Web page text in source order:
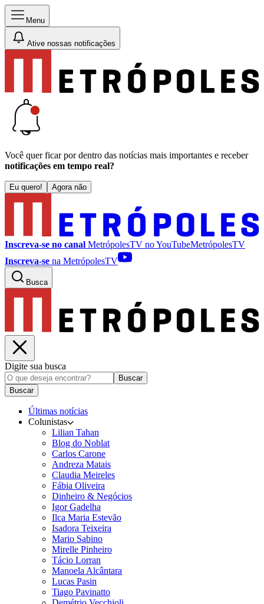
Menu
Ative nossas notificações
Você quer ficar por dentro das notícias mais importantes e receber
notificações em tempo real?
Eu quero! Agora não
Inscreva-se no canal MetrópolesTV noYouTubeMetrópolesTV
Inscreva-se na MetrópolesTV
Busca
Digite sua busca
Buscar
Buscar
Últimas notícias
Colunistas
Lilian Tahan
Blog do Noblat
Carlos Carone
Andreza Matais
Claudia Meireles
Fábia Oliveira
Dinheiro & Negócios
Igor Gadelha
Ilca Maria Estevão
Isadora Teixeira
Mario Sabino
Mirelle Pinheiro
Tácio Lorran
Manoela Alcântara
Lucas Pasin
Tiago Pavinatto